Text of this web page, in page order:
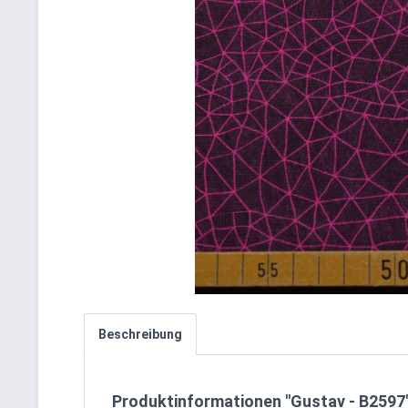
Beschreibung
Produktinformationen "Gustav -